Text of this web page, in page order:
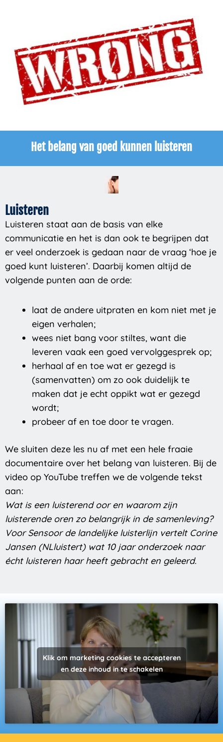
Het belang van goed kunnen luisteren
Luisteren
Luisteren staat aan de basis van elke
communicatie en het is dan ook te begrijpen dat
er veel onderzoek is gedaan naar de vraag ‘hoe je
goed kunt luisteren’. Daarbij komen altijd de
volgende punten aan de orde:
laat de andere uitpraten en kom niet met je
eigen verhalen;
wees niet bang voor stiltes, want die
leveren vaak een goed vervolggesprek op;
herhaal af en toe wat er gezegd is
(samenvatten) om zo ook duidelijk te
maken dat je echt oppikt wat er gezegd
wordt;
probeer af en toe door te vragen.
We sluiten deze les nu af met een hele fraaie
documentaire over het belang van luisteren. Bij de
video op YouTube treffen we de volgende tekst
aan:
Wat is een luisterend oor en waarom zijn
luisterende oren zo belangrijk in de samenleving?
Voor Sensoor de landelijke luisterlijn vertelt Corine
Jansen (NLluistert) wat 10 jaar onderzoek naar
écht luisteren haar heeft gebracht en geleerd.
Klik om marketing cookies te accepteren
en deze inhoud in te schakelen